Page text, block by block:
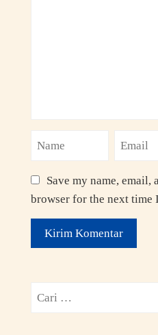
Save my name, email,
browser for the next time